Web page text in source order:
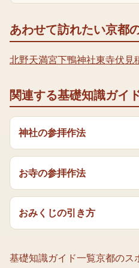
あわせて訪れたい京都
北野天満宮下鴨神社東寺伏見
関連する基礎知識ガイ
神社の参拝作法
お寺の参拝作法
おみくじの引き方
基礎知識ガイド一覧京都のス